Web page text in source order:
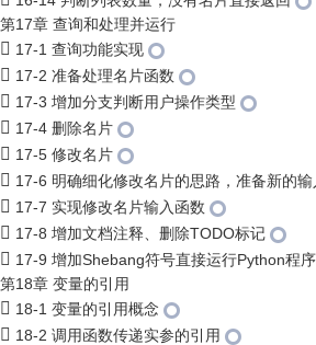
第17章 查询和处理并运行
17-1 查询功能实现
17-2 准备处理名片函数
17-3 增加分支判断用户操作类型
17-4 删除名片
17-5 修改名片
17-6 明确细化修改名片的思路，准备新的输
17-7 实现修改名片输入函数
17-8 增加文档注释、删除TODO标记
17-9 增加Shebang符号直接运行Python程序
第18章 变量的引用
18-1 变量的引用概念
18-2 调用函数传递实参的引用